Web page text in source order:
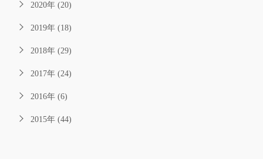
2020年 (20)
2019年 (18)
2018年 (29)
2017年 (24)
2016年 (6)
2015年 (44)